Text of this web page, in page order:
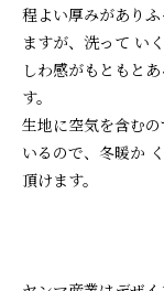
程よい厚みがあり
ますが、洗って い
しわ感がもともと
す。
生地に空気を含む
いるので、冬暖か
頂けます。